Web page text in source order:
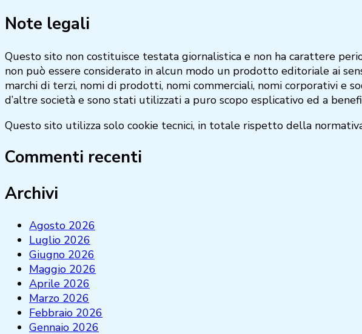
Note legali
Questo sito non costituisce testata giornalistica e non ha carattere
non può essere considerato in alcun modo un prodotto editoriale ai
marchi di terzi, nomi di prodotti, nomi commerciali, nomi corporativi e
d’altre società e sono stati utilizzati a puro scopo esplicativo ed a
Questo sito utilizza solo cookie tecnici, in totale rispetto della
Commenti recenti
Archivi
Agosto 2026
Luglio 2026
Giugno 2026
Maggio 2026
Aprile 2026
Marzo 2026
Febbraio 2026
Gennaio 2026